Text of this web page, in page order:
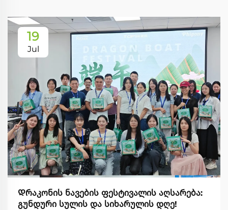
19
Jul
Დრაკონის ნავების ფესტივალის აღსარება:
გუნდური სულის და სიხარულის დღე!